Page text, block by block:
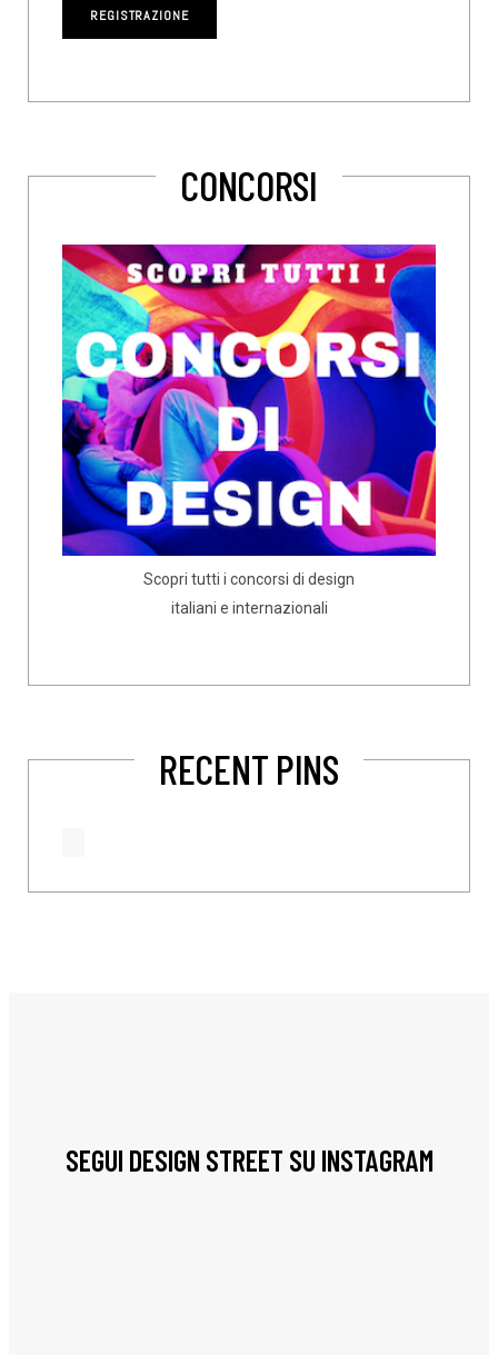
CONCORSI
Scopri tutti i concorsi di design
italiani e internazionali
RECENT PINS
SEGUI DESIGN STREET SU INSTAGRAM